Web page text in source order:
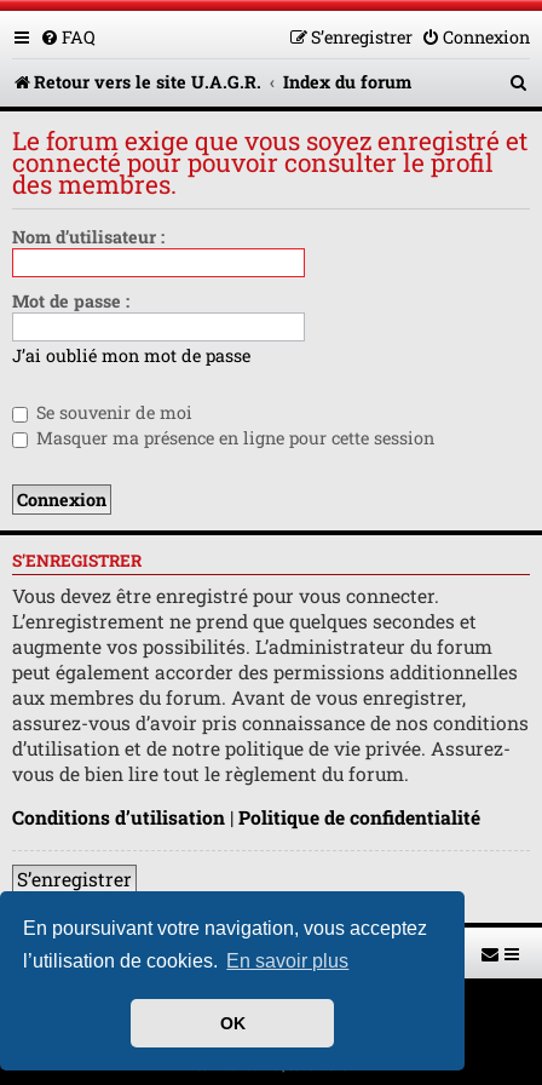
En poursuivant votre navigation, vous acceptez
l’utilisation de cookies. En savoir plus
OK
FAQ Connexion
S’enregistrer
Retour vers le site U.A.G.R.
Index du forum
e
Le forum exige que vous soyez enregistré et
connecté pour pouvoir consulter le profil
des membres.
Nom d’utilisateur :
Mot de passe :
J’ai oublié mon mot de passe
Se souvenir de moi
Masquer ma présence en ligne pour cette session
S’ENREGISTRER
Vous devez être enregistré pour vous connecter.
L’enregistrement ne prend que quelques secondes et
augmente vos possibilités. L’administrateur du forum
peut également accorder des permissions additionnelles
aux membres du forum. Avant de vous enregistrer,
assurez-vous d’avoir pris connaissance de nos conditions
d’utilisation et de notre politique de vie privée. Assurez-
vous de bien lire tout le règlement du forum.
Conditions d’utilisation | Politique de confidentialité
S’enregistrer
Retour vers le site U.A.G.R. Index du forum
Développé parphpBB® Forum Software © phpBB Limited
Traduit par
H. DREUILHE avec l'aide de CABOT